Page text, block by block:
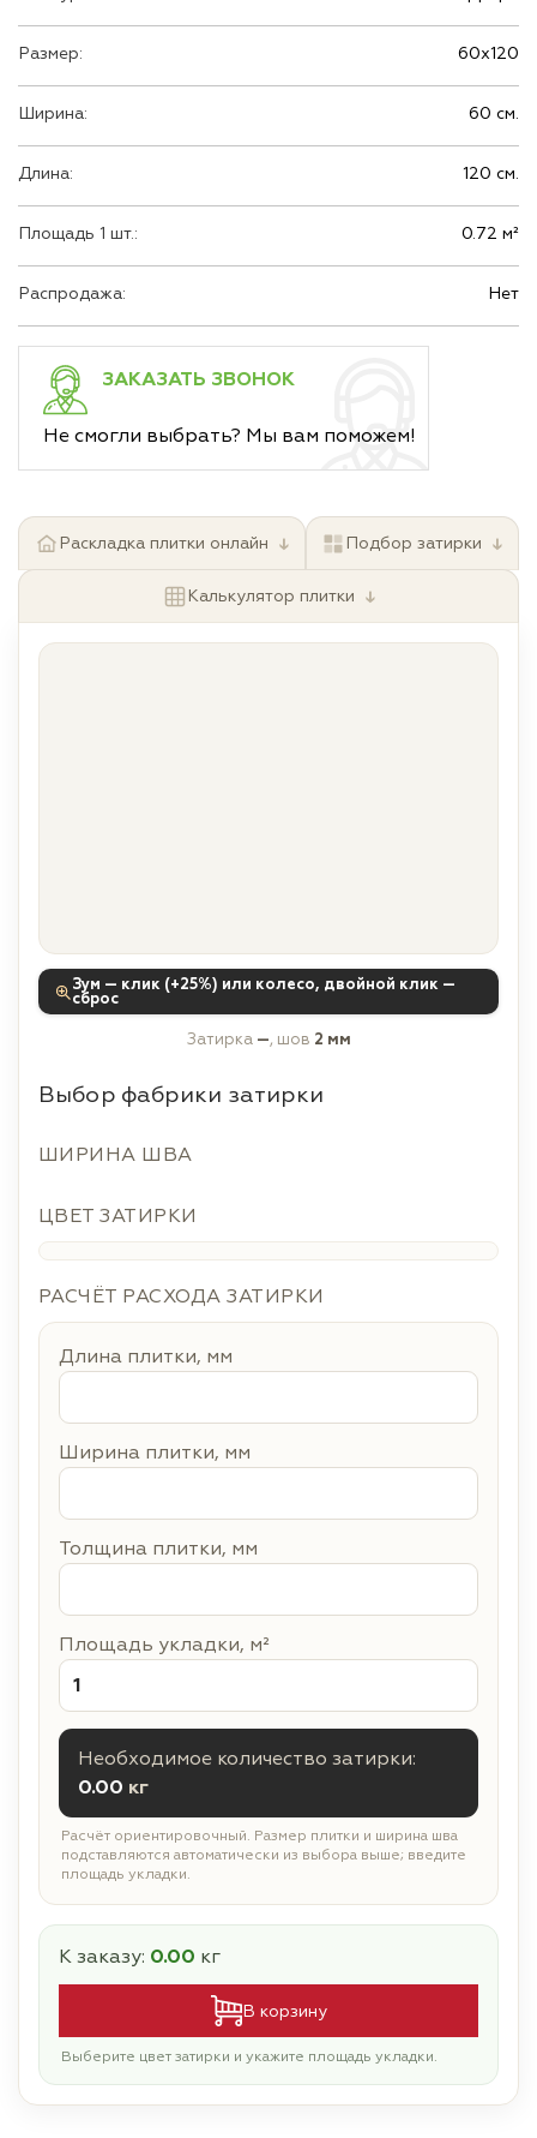
Размер: 60х120
Ширина: 60 см.
Длина: 120 см.
Площадь 1 шт.: 0.72 м²
Распродажа: Нет
ЗАКАЗАТЬ ЗВОНОК
Не смогли выбрать? Мы вам поможем!
Раскладка плитки онлайн ↓ Подбор затирки ↓
Калькулятор плитки ↓
Зум — клик (+25%) или колесо, двойной клик —
сброс
Затирка —, шов 2 мм
Выбор фабрики затирки
ШИРИНА ШВА
ЦВЕТ ЗАТИРКИ
РАСЧЁТ РАСХОДА ЗАТИРКИ
Длина плитки, мм
Ширина плитки, мм
Толщина плитки, мм
Площадь укладки, м²
Необходимое количество затирки:
0.00 кг
Расчёт ориентировочный. Размер плитки и ширина шва
подставляются автоматически из выбора выше; введите
площадь укладки.
К заказу: 0.00 кг
В корзину
Выберите цвет затирки и укажите площадь укладки.